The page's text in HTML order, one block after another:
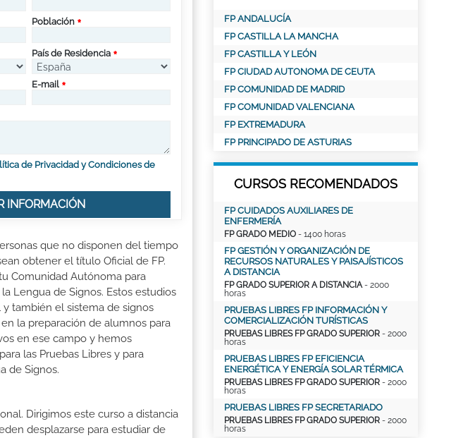
Población
País de Residencia
E-mail
de Privacidad y Condiciones de
INFORMACIÓN
que no disponen del tiempo
obtener el título Oficial de FP.
Comunidad Autónoma para
Lengua de Signos. Estos estudios
también el sistema de signos
la preparación de alumnos para
en ese campo y hemos
las Pruebas Libres y para
de Signos.
Dirigimos este curso a distancia
desplazarse para estudiar de
FP ANDALUCÍA
FP CASTILLA LA MANCHA
FP CASTILLA Y LEÓN
FP CIUDAD AUTONOMA DE CEUTA
FP COMUNIDAD DE MADRID
FP COMUNIDAD VALENCIANA
FP EXTREMADURA
FP PRINCIPADO DE ASTURIAS
CURSOS RECOMENDADOS
FP CUIDADOS AUXILIARES DE
ENFERMERÍA
FP GRADO MEDIO - 1400 horas
FP GESTIÓN Y ORGANIZACIÓN DE
RECURSOS NATURALES Y PAISAJÍSTICOS
A DISTANCIA
FP GRADO SUPERIOR A DISTANCIA- 2000
horas
PRUEBAS LIBRES FP INFORMACIÓN Y
COMERCIALIZACIÓN TURÍSTICAS
PRUEBAS LIBRES FP GRADO SUPERIOR - 2000
horas
PRUEBAS LIBRES FP EFICIENCIA
ENERGÉTICA Y ENERGÍA SOLAR TÉRMICA
PRUEBAS LIBRES FP GRADO SUPERIOR - 2000
horas
PRUEBAS LIBRES FP SECRETARIADO
PRUEBAS LIBRES FP GRADO SUPERIOR - 2000
horas